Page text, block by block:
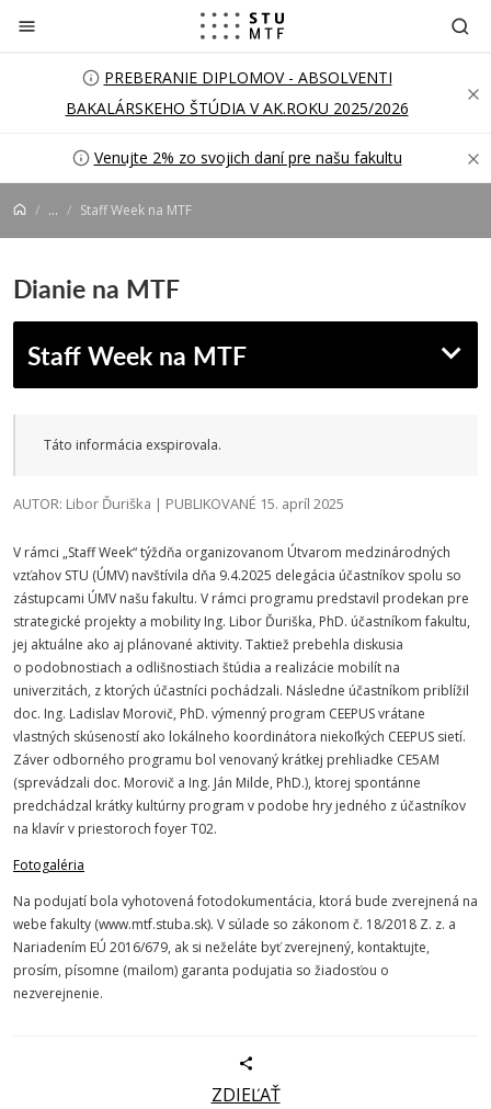
Prejsť na obsah
PREBERANIE DIPLOMOV - ABSOLVENTI
BAKALÁRSKEHO ŠTÚDIA V AK.ROKU 2025/2026
Venujte 2% zo svojich daní pre našu fakultu
... Staff Week na MTF
Dianie na MTF
Staff Week na MTF
Táto informácia exspirovala.
AUTOR: Libor Ďuriška | PUBLIKOVANÉ 15. apríl 2025
V rámci „Staff Week“ týždňa organizovanom Útvarom medzinárodných
vzťahov STU (ÚMV) navštívila dňa 9.4.2025 delegácia účastníkov spolu so
zástupcami ÚMV našu fakultu. V rámci programu predstavil prodekan pre
strategické projekty a mobility Ing. Libor Ďuriška, PhD. účastníkom fakultu,
jej aktuálne ako aj plánované aktivity. Taktiež prebehla diskusia
o podobnostiach a odlišnostiach štúdia a realizácie mobilít na
univerzitách, z ktorých účastníci pochádzali. Následne účastníkom priblížil
doc. Ing. Ladislav Morovič, PhD. výmenný program CEEPUS vrátane
vlastných skúseností ako lokálneho koordinátora niekoľkých CEEPUS sietí.
Záver odborného programu bol venovaný krátkej prehliadke CE5AM
(sprevádzali doc. Morovič a Ing. Ján Milde, PhD.), ktorej spontánne
predchádzal krátky kultúrny program v podobe hry jedného z účastníkov
na klavír v priestoroch foyer T02.
Fotogaléria
Na podujatí bola vyhotovená fotodokumentácia, ktorá bude zverejnená na
webe fakulty (www.mtf.stuba.sk). V súlade so zákonom č. 18/2018 Z. z. a
Nariadením EÚ 2016/679, ak si neželáte byť zverejnený, kontaktujte,
prosím, písomne (mailom) garanta podujatia so žiadosťou o
nezverejnenie.
ZDIEĽAŤ